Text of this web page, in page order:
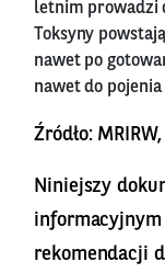
letnim prowadzi
Toksyny
nawet po
nawet do
Źródło:
Niniejszy
rekomendacji